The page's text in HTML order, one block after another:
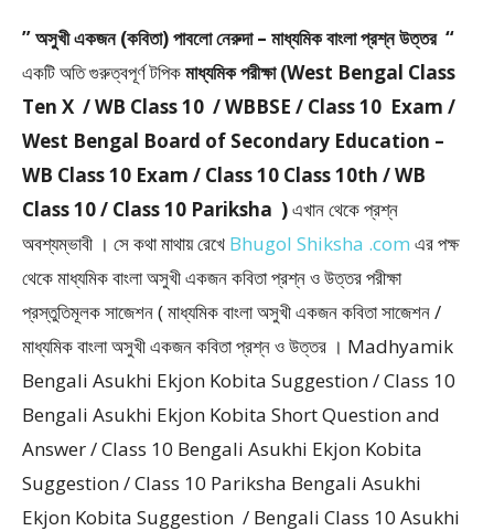
” অসুখী একজন (কবিতা) পাবলো নেরুদা – মাধ্যমিক বাংলা প্রশ্ন উত্তর “
একটি অতি গুরুত্বপূর্ণ টপিকমাধ্যমিক পরীক্ষা (West Bengal Class
Ten X / WB Class 10 / WBBSE / Class 10 Exam /
West Bengal Board of Secondary Education –
WB Class 10 Exam / Class 10 Class 10th / WB
Class 10 / Class 10 Pariksha )এখান থেকে প্রশ্ন
অবশ্যম্ভাবী । সে কথা মাথায় রেখে Bhugol Shiksha .com এর পক্ষ
থেকে মাধ্যমিক বাংলা অসুখী একজন কবিতা প্রশ্ন ও উত্তর পরীক্ষা
প্রস্তুতিমূলক সাজেশন ( মাধ্যমিক বাংলা অসুখী একজন কবিতা সাজেশন /
মাধ্যমিক বাংলা অসুখী একজন কবিতা প্রশ্ন ও উত্তর । Madhyamik
Bengali Asukhi Ekjon Kobita Suggestion / Class 10
Bengali Asukhi Ekjon Kobita Short Question and
Answer / Class 10 Bengali Asukhi Ekjon Kobita
Suggestion / Class 10 Pariksha Bengali Asukhi
Ekjon Kobita Suggestion / Bengali Class 10 Asukhi